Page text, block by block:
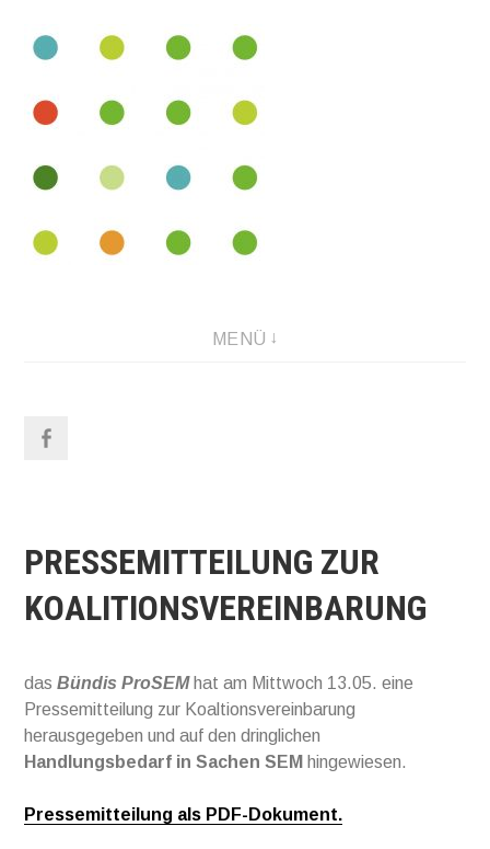
Direkt
zum
Bündnis für Städtebauliche Entwicklungsmaßnahmen in
MENÜ
PRESSEMITTEILUNG ZUR
KOALITIONSVEREINBARUNG
dasBündis ProSEMhat am Mittwoch 13.05. eine
Pressemitteilung zur Koaltionsvereinbarung
herausgegeben und auf den dringlichen
Handlungsbedarf in Sachen SEM hingewiesen.
Pressemitteilung als PDF-Dokument.